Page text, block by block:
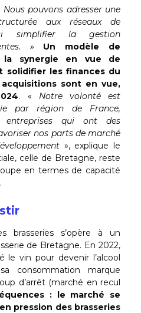
Nous pouvons adresser une
aux réseaux de
simplifier la gestion
» Un modèle de
la synergie en vue de
solidifier les finances du
sont en vue,
. « Notre volonté est
par région de France,
entreprises qui ont des
nos parts de marché
», explique le
celle de Bretagne, reste
en termes de capacité
brasseries s’opère à un
de Bretagne. En 2022,
le vin pour devenir l’alcool
consommation marque
d’arrêt (marché en recul
: le marché se
pression des brasseries